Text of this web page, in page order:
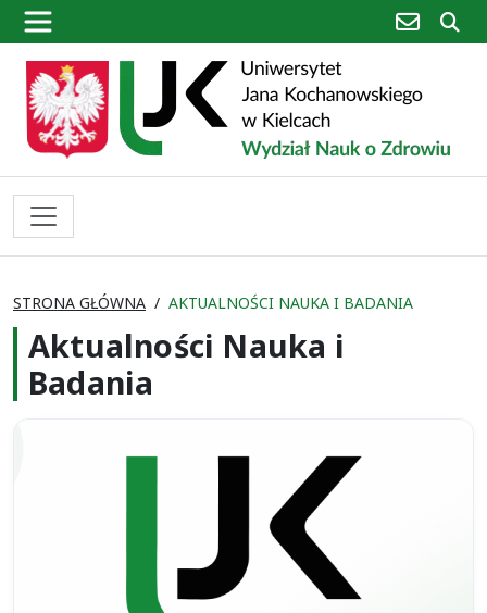
poczta
STRONA GŁÓWNA AKTUALNOŚCI NAUKA I BADANIA
Aktualności Nauka i
Badania